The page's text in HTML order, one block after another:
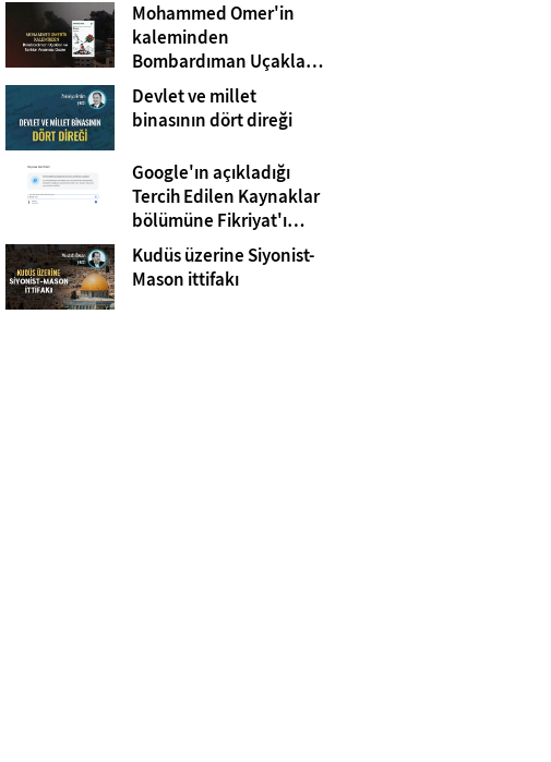
Mohammed Omer'in
kaleminden
Bombardıman Uçakları
ve Tanklar Arasında
Gazze
Devlet ve millet
binasının dört direği
Google'ın açıkladığı
Tercih Edilen Kaynaklar
bölümüne Fikriyat'ı
eklemeyi unutmayın!
Kudüs üzerine Siyonist-
Mason ittifakı